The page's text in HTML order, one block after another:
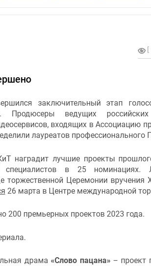
заключительный этап
Продюсеры ведущих российских
входящих в Ассоциацию
лауреатов профессионального
наградит лучшие проекты
специалистов в 25 номинациях.
торжественной Церемонии вручения
26 марта в Центре международной
200 премьерных проектов 2023 года.
драма«Слово пацана» – проект